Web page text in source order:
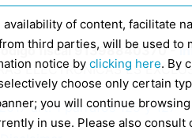
fiscal 91398840370 -
ELECTRÓNICAS ES
art. 1 párrafos 125 y 127
of content, facilitate
third parties, will be used to
notice by clicking here. By
choose only certain
you will continue
in use. Please also consult